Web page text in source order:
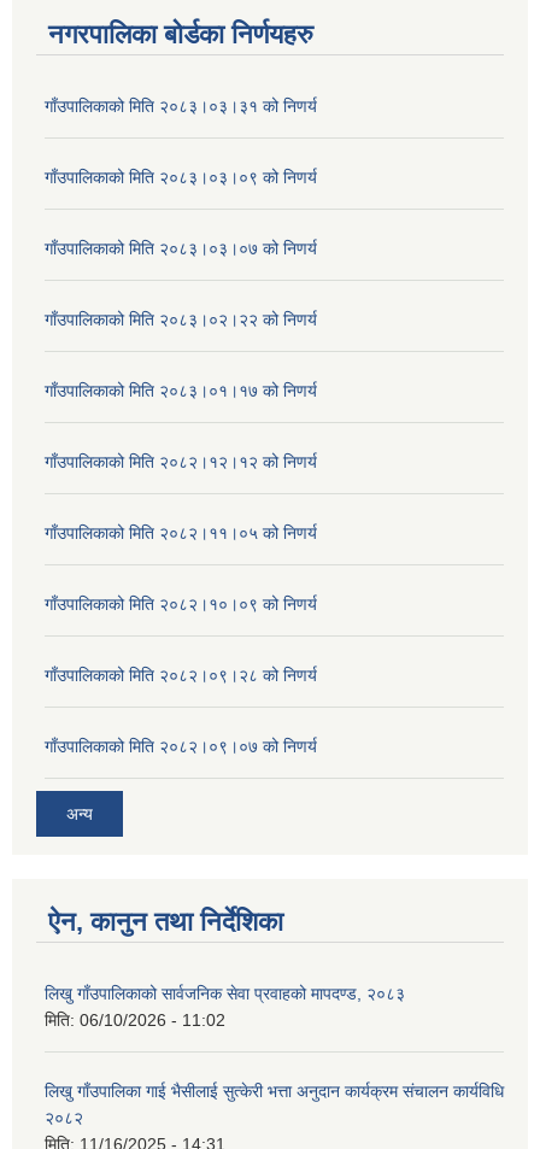
नगरपालिका बोर्डका निर्णयहरु
गाँउपालिकाको मिति २०८३।०३।३१ को निणर्य
गाँउपालिकाको मिति २०८३।०३।०९ को निणर्य
गाँउपालिकाको मिति २०८३।०३।०७ को निणर्य
गाँउपालिकाको मिति २०८३।०२।२२ को निणर्य
गाँउपालिकाको मिति २०८३।०१।१७ को निणर्य
गाँउपालिकाको मिति २०८२।१२।१२ को निणर्य
गाँउपालिकाको मिति २०८२।११।०५ को निणर्य
गाँउपालिकाको मिति २०८२।१०।०९ को निणर्य
गाँउपालिकाको मिति २०८२।०९।२८ को निणर्य
गाँउपालिकाको मिति २०८२।०९।०७ को निणर्य
अन्य
ऐन, कानुन तथा निर्देशिका
लिखु गाँउपालिकाको सार्वजनिक सेवा प्रवाहको मापदण्ड, २०८३
मिति: 06/10/2026 - 11:02
लिखु गाँउपालिका गाई भैसीलाई सुत्केरी भत्ता अनुदान कार्यक्रम संचालन कार्यविधि
२०८२
मिति: 11/16/2025 - 14:31